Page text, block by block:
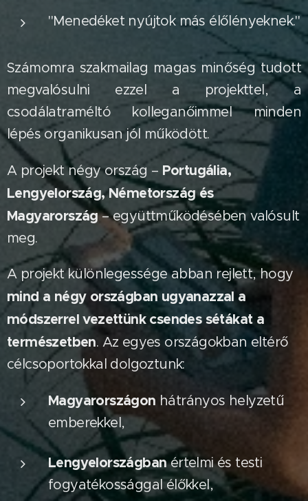
"Menedéket nyújtok más élőlényeknek."
Számomra szakmailag magas minőség tudott
megvalósulni ezzel a projekttel, a
csodálatraméltó kolleganőimmel minden
lépés organikusan jól működött.
A projekt négy ország – Portugália,
Lengyelország, Németország és
Magyarország– együttműködésében valósult
meg.
A projekt különlegessége abban rejlett, hogy
mind a négy országban ugyanazzal a
módszerrel vezettünk csendes sétákat a
természetben. Az egyes országokban eltérő
célcsoportokkal dolgoztunk:
Magyarországon hátrányos helyzetű
emberekkel,
Lengyelországbanértelmi és testi
fogyatékossággal élőkkel,